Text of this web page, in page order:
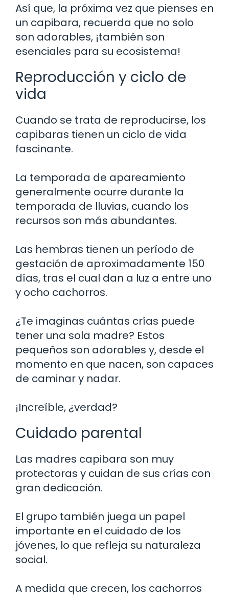
Así que, la próxima vez que pienses en
un capibara, recuerda que no solo
son adorables, ¡también son
esenciales para su ecosistema!
Reproducción y ciclo de
vida
Cuando se trata de reproducirse, los
capibaras tienen un ciclo de vida
fascinante.
La temporada de apareamiento
generalmente ocurre durante la
temporada de lluvias, cuando los
recursos son más abundantes.
Las hembras tienen un período de
gestación de aproximadamente 150
días, tras el cual dan a luz a entre uno
y ocho cachorros.
¿Te imaginas cuántas crías puede
tener una sola madre? Estos
pequeños son adorables y, desde el
momento en que nacen, son capaces
de caminar y nadar.
¡Increíble, ¿verdad?
Cuidado parental
Las madres capibara son muy
protectoras y cuidan de sus crías con
gran dedicación.
El grupo también juega un papel
importante en el cuidado de los
jóvenes, lo que refleja su naturaleza
social.
A medida que crecen, los cachorros